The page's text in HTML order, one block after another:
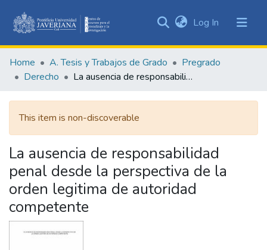
&
Collections
Statistics
Log In (current)
Home A. Tesis y Trabajos de Grado
Pregrado
Derecho
La ausencia de responsabilidad penal desde la perspectiva de la orden legitima de autoridad competente
This item is non-discoverable
La ausencia de responsabilidad
penal desde la perspectiva de la
orden legitima de autoridad
competente